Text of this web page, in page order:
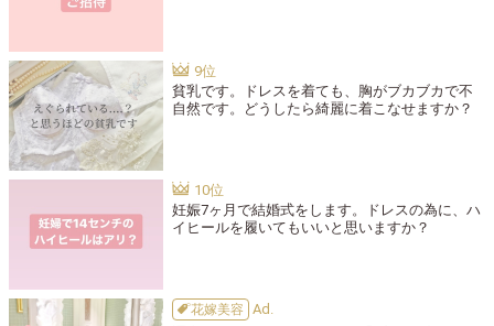
貧乳です。ドレスを着ても、胸がブカブカで不
自然です。どうしたら綺麗に着こなせますか？
妊娠7ヶ月で結婚式をします。ドレスの為に、ハ
イヒールを履いてもいいと思いますか？
花嫁美容